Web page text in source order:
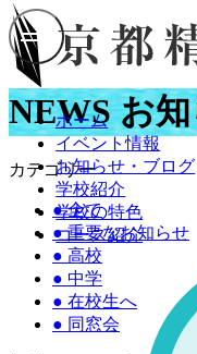
ホーム
イベント情報
お知らせ・ブログ
学校紹介
学校の特色
コース紹介
NEWS お
カテゴリー
●全て
●重要なお知らせ
● 高校
● 中学
● 在校生へ
● 同窓会